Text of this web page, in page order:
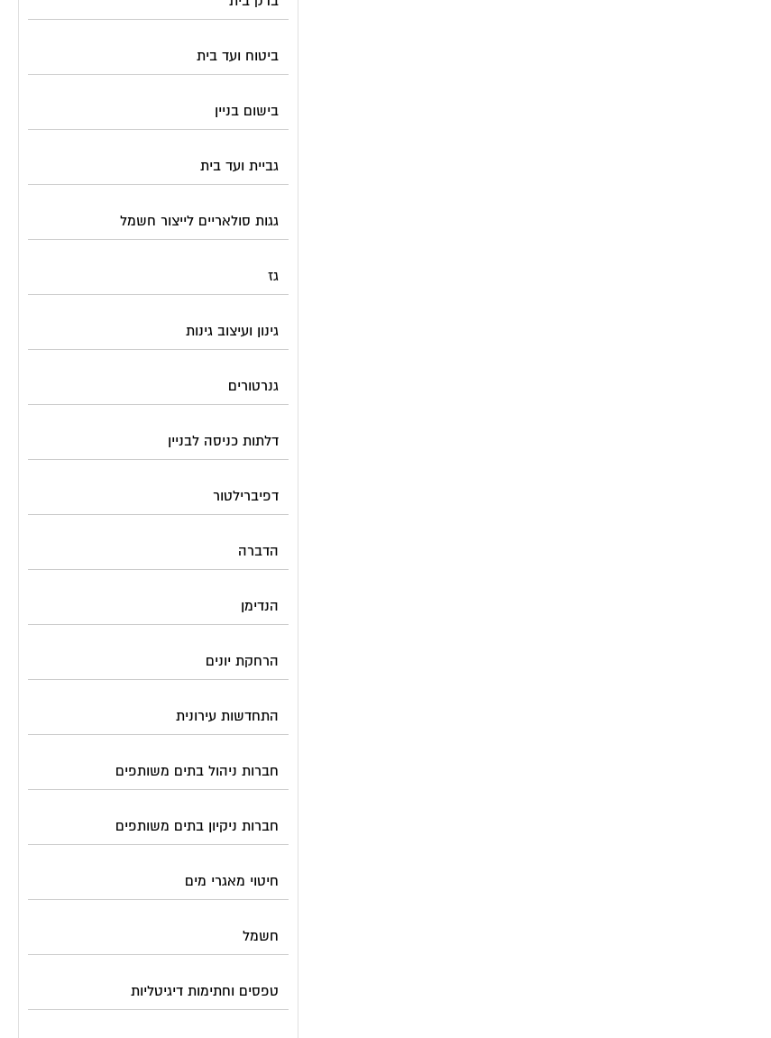
ביטוח ועד בית
בישום בניין
גביית ועד בית
גגות סולאריים לייצור חשמל
גז
גינון ועיצוב גינות
גנרטורים
דלתות כניסה לבניין
דפיברילטור
הדברה
הנדימן
הרחקת יונים
התחדשות עירונית
חברות ניהול בתים משותפים
חברות ניקיון בתים משותפים
חיטוי מאגרי מים
חשמל
טפסים וחתימות דיגיטליות